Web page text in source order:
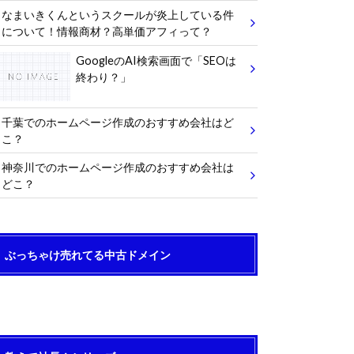
なまいきくんというスクールが炎上している件
について！情報商材？高単価アフィって？
GoogleのAI検索画面で「SEOは
終わり？」
千葉でのホームページ作成のおすすめ会社はど
こ？
神奈川でのホームページ作成のおすすめ会社は
どこ？
ぶっちゃけ売れてる中古ドメイン